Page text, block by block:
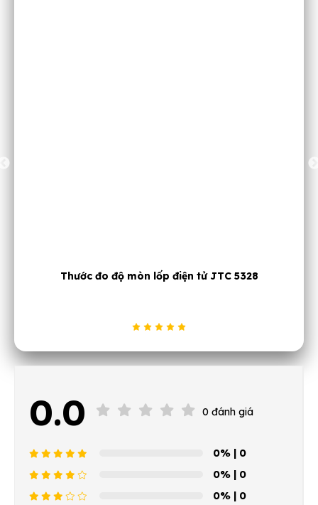
tử JTC 5328 Bộ dụng cụ tháo lắp cao su
0.0 0 đánh giá
0% | 0
0% | 0
0% | 0